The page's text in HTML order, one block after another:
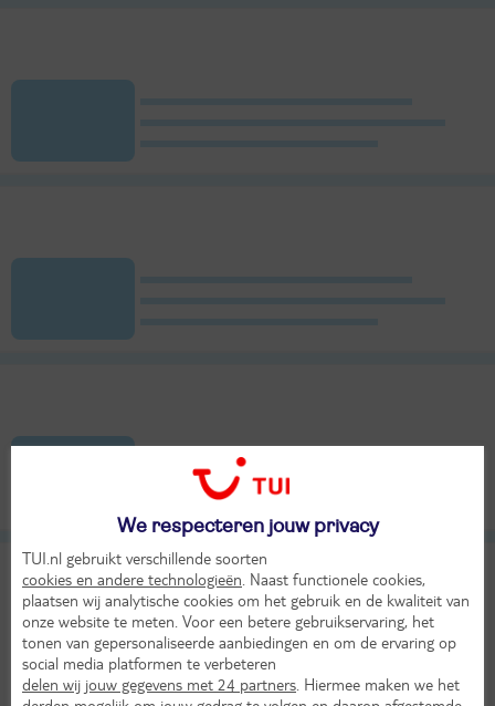
We respecteren jouw privacy
TUI.nl gebruikt verschillende soorten
cookies en andere technologieën . Naast functionele cookies,
plaatsen wij analytische cookies om het gebruik en de kwaliteit van
onze website te meten. Voor een betere gebruikservaring, het
tonen van gepersonaliseerde aanbiedingen en om de ervaring op
social media platformen te verbeteren
delen wij jouw gegevens met 24 partners . Hiermee maken we het